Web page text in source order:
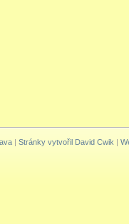
| Stránky vytvořil David Cwik |